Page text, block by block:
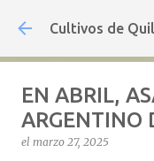
Ir al
Cultivos de
EN ABRIL,
ARGENTINO
el marzo 27, 2025